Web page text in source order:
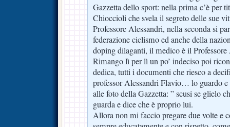
Gazzetta dello sport: nella prima c’è per
Chioccioli che svela il segreto delle sue
Professore Alessandri, nella seconda si
federazione ciclismo ed anche della
doping dilaganti, il medico è il Professore
Rimango lì per lì un po’ indeciso poi
dedica, tutti i documenti che riesco a
professor Alessandri Flavio… lo guardo
alle foto della Gazzetta: ” scusi se glielo
guarda e dice che è proprio lui.
Allora non mi faccio pregare due volte e